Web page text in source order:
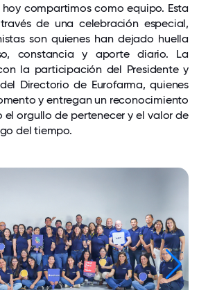
compartimos como equipo. Esta
de una celebración especial,
son quienes han dejado huella
constancia y aporte diario. La
la participación del Presidente y
Directorio de Eurofarma, quienes
y entregan un reconocimiento
el orgullo de pertenecer y el valor de
del tiempo.